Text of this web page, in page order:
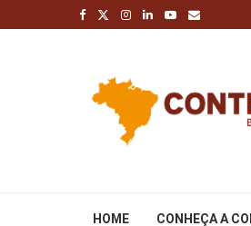
HOME CONHEÇA A